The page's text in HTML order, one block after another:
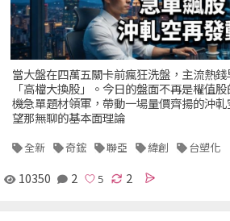
當大盤在四萬五關卡前瘋狂洗盤，主流熱
「高檔大換股」。今日的盤面不再是權值
機急單題材領軍，帶動一場量價齊揚的沖
望那無聊的基本面理論
全新 奇鋐 聯亞 緯創 台塑化
10350 2 2